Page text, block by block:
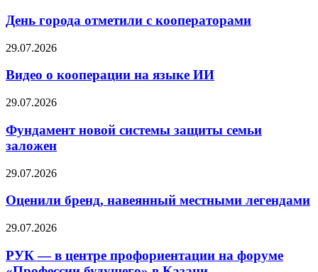
День города отметили с кооператорами
29.07.2026
Видео о кооперации на языке ИИ
29.07.2026
Фундамент новой системы защиты семьи
заложен
29.07.2026
Оценили бренд, навеянный местными легендами
29.07.2026
РУК — в центре профориентации на форуме